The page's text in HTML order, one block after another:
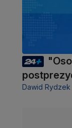
Dawid Rydzek